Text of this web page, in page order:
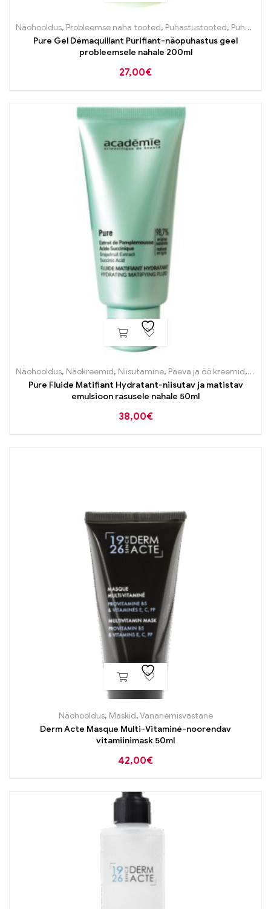
Näohooldus, Probleemse naha tooted, Puhastustooted, Puhastustooted
Pure Gel Démaquillant Purifiant-näopuhastus geel
probleemsele nahale 200ml
27,00€
Näohooldus, Näokreemid, Niisutamine, Päeva ja öö kreemid,
Pure Fluide Matifiant Hydratant-niisutav ja matistav
emulsioon rasusele nahale 50ml
38,00€
Näohooldus, Maskid,Vananemisvastane
Derm Acte Masque Multi-Vitaminé-noorendav
vitamiinimask 50ml
42,00€